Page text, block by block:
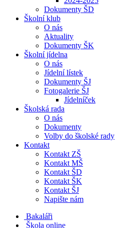
Dokumenty ŠD
Školní klub
O nás
Aktuality
Dokumenty ŠK
Školní jídelna
O nás
Jídelní lístek
Dokumenty ŠJ
Fotogalerie ŠJ
Jídelníček
Školská rada
O nás
Dokumenty
Volby do školské rady
Kontakt
Kontakt ZŠ
Kontakt MŠ
Kontakt ŠD
Kontakt ŠK
Kontakt ŠJ
Napište nám
Bakaláři
Škola online